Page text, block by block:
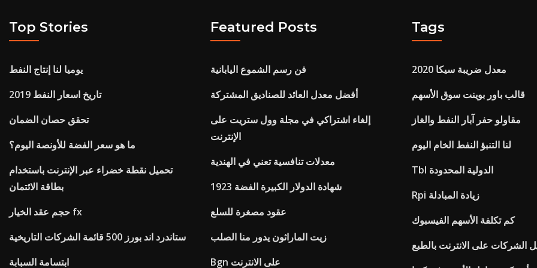
Top Stories
يوميا لنا إنتاج النفط
تاريخ اسعار النفط 2019
تحقق حصان الضمان
ما هو سعر الفضة للأونصة اليوم؟
تحميل نقطة خضراء عبر الإنترنت باستخدام
بطاقة الائتمان
حجم عقد الخيار fx
ستاندرد اند بورز 500 قائمة الشركات التاريخية
ابتسامة السبابة
Featured Posts
فن رسم الشموع اليابانية
أفضل معدل العائد للصناديق المشتركة
إلغاء اشتراكي في مجلة وول ستريت على
الإنترنت
معدلات تنافسية تعني في الهندية
1923 شهادة الدولار الكبيرة الفضة
عقود مصغرة للسلع
زيت الماراثون يدور منا الصلب
Bgn على الانترنت
Tags
معدل ضريبة سيكا 2020
قالب باور بوينت سوق الأسهم
مقاولو حفر آبار النفط والغاز
لنا التنبؤ النفط الخام اليوم
Tbl الدولية المحدودة
Rpi زيادة المبادلة
كم تكلفة الأسهم الفيسبوك
الشركات على الانترنت بالطبع